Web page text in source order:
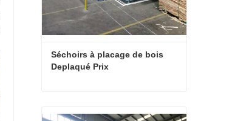
Séchoirs à placage de bois
Deplaqué Prix